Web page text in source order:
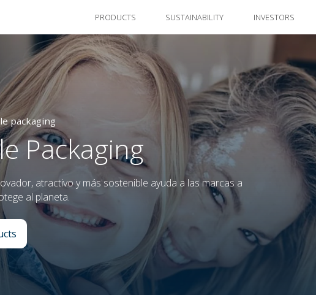
PRODUCTS SUSTAINABILITY INVESTORS
packaging
Packaging
atractivo y más sostenible ayuda a las marcas a
al planeta.
Packaging